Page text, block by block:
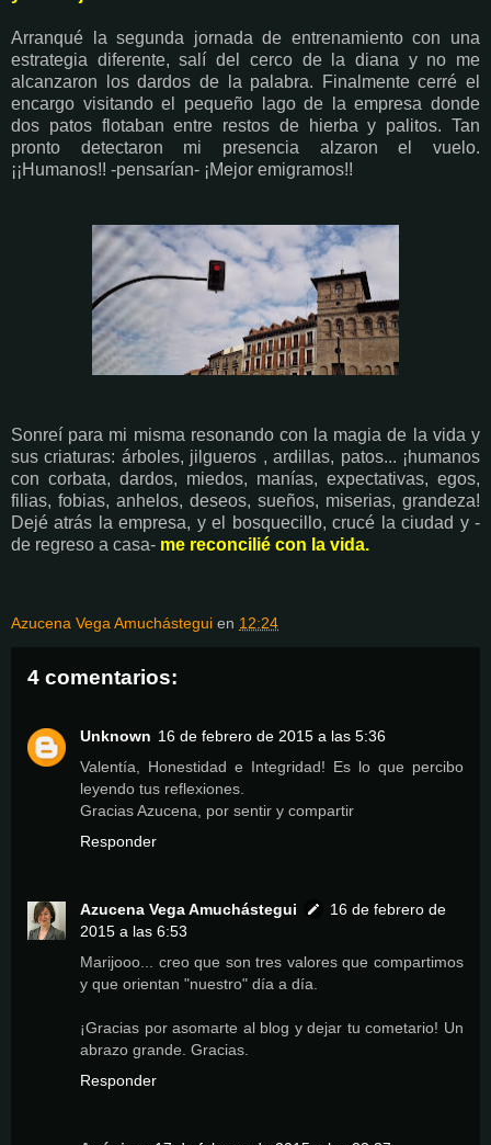
Arranqué la segunda jornada de entrenamiento con una
estrategia diferente, salí del cerco de la diana y no me
alcanzaron los dardos de la palabra. Finalmente cerré el
encargo visitando el pequeño lago de la empresa donde
dos patos flotaban entre restos de hierba y palitos. Tan
pronto detectaron mi presencia alzaron el vuelo.
¡¡Humanos!! -pensarían- ¡Mejor emigramos!!
Sonreí para mi misma resonando con la magia de la vida y
sus criaturas: árboles, jilgueros , ardillas, patos... ¡humanos
con corbata, dardos, miedos, manías, expectativas, egos,
filias, fobias, anhelos, deseos, sueños, miserias, grandeza!
Dejé atrás la empresa, y el bosquecillo, crucé la ciudad y -
de regreso a casa- me reconcilié con la vida.
Azucena Vega Amuchástegui en 12:24
4 comentarios:
Unknown 16 de febrero de 2015 a las 5:36
Valentía, Honestidad e Integridad! Es lo que percibo
leyendo tus reflexiones.
Gracias Azucena, por sentir y compartir
Responder
Azucena Vega Amuchástegui
16 de febrero de
2015 a las 6:53
Marijooo... creo que son tres valores que compartimos
y que orientan "nuestro" día a día.
¡Gracias por asomarte al blog y dejar tu cometario! Un
abrazo grande. Gracias.
Responder